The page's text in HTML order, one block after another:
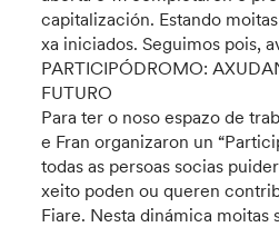
capitalización. Estando
xa iniciados. Seguimos pois,
PARTICIPÓDROMO:
FUTURO
Para ter o noso espazo de
e Fran organizaron un
todas as persoas socias
xeito poden ou queren
Fiare. Nesta dinámica moitas